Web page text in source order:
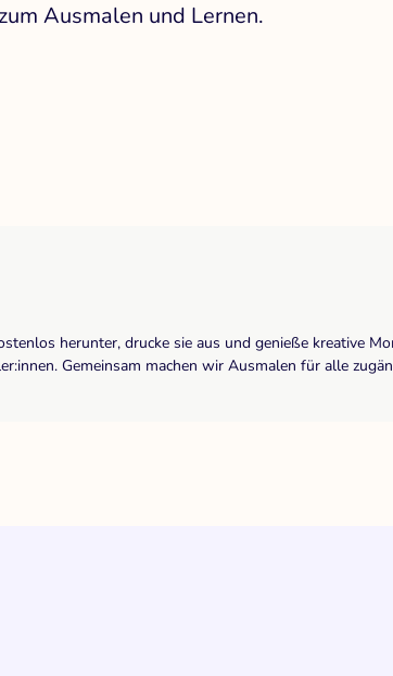
Ausmalen und Lernen.
herunter, drucke sie aus und genieße kreative
Gemeinsam machen wir Ausmalen für alle